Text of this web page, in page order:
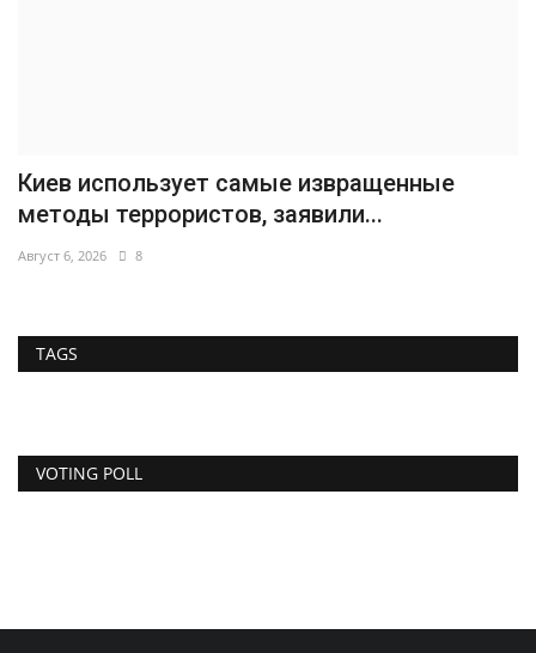
Киев использует самые извращенные
методы террористов, заявили...
Август 6, 2026 8
TAGS
VOTING POLL